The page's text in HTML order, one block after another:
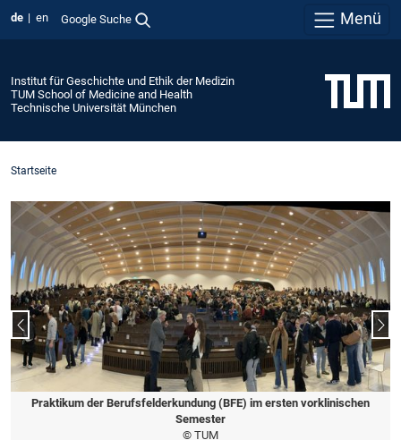
de en Google Suche Menü
Institut für Geschichte und Ethik der Medizin
TUM School of Medicine and Health
Technische Universität München
Startseite
Praktikum der Berufsfelderkundung (BFE) im ersten vorklinischen
Semester
© TUM
Vorheriger Slide